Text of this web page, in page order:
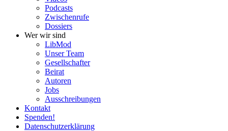
Podcasts
Zwischenrufe
Dossiers
Wer wir sind
LibMod
Unser Team
Gesell­schafter
Beirat
Autoren
Jobs
Ausschrei­bungen
Kontakt
Spenden!
Daten­schutz­er­klärung